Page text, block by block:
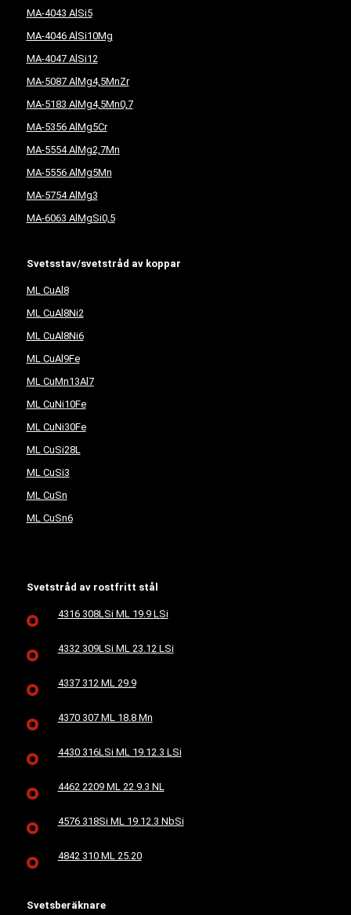
MA-4043 AlSi5
MA-4046 AlSi10Mg
MA-4047 AlSi12
MA-5087 AlMg4,5MnZr
MA-5183 AlMg4,5Mn0,7
MA-5356 AlMg5Cr
MA-5554 AlMg2,7Mn
MA-5556 AlMg5Mn
MA-5754 AlMg3
MA-6063 AlMgSi0,5
Svetsstav/svetstråd av koppar
ML CuAl8
ML CuAl8Ni2
ML CuAl8Ni6
ML CuAl9Fe
ML CuMn13Al7
ML CuNi10Fe
ML CuNi30Fe
ML CuSi28L
ML CuSi3
ML CuSn
ML CuSn6
Svetstråd av rostfritt stål
4316 308LSi ML 19.9 LSi
4332 309LSi ML 23.12 LSi
4337 312 ML 29.9
4370 307 ML 18.8 Mn
4430 316LSi ML 19.12.3 LSi
4462 2209 ML 22.9.3 NL
4576 318Si ML 19.12.3 NbSi
4842 310 ML 25.20
Svetsberäknare